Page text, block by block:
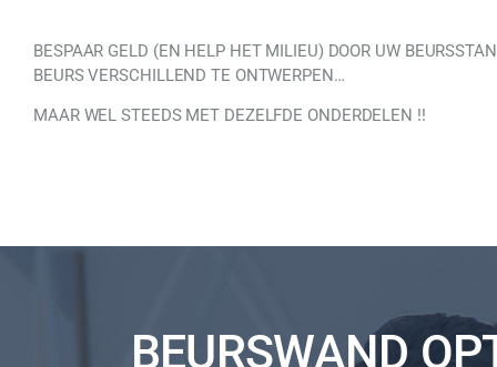
BESPAAR GELD (EN HELP HET MILIEU) DOOR UW
BEURS VERSCHILLEND TE ONTWERPEN…
MAAR WEL STEEDS MET DEZELFDE ONDERDELEN !!
BEURSWAND